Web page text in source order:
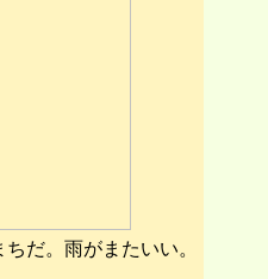
だ。雨がまたいい。